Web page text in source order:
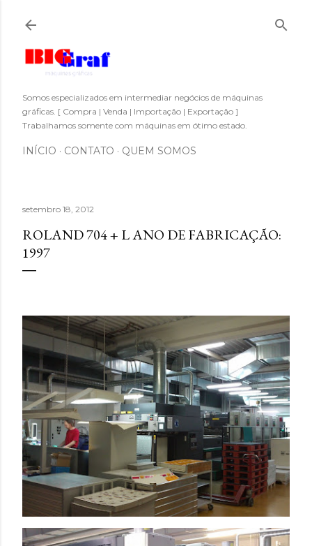
Somos especializados em intermediar negócios de máquinas
gráficas. [ Compra | Venda | Importação | Exportação ]
Trabalhamos somente com máquinas em ótimo estado.
INÍCIO CONTATO QUEM SOMOS
setembro 18, 2012
ROLAND 704 + L ANO DE FABRICAÇÃO:
1997